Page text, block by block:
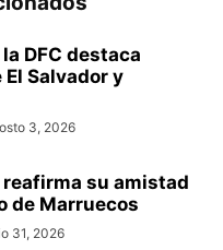
DFC destaca
Salvador y
3, 2026
reafirma su amistad
de Marruecos
31, 2026